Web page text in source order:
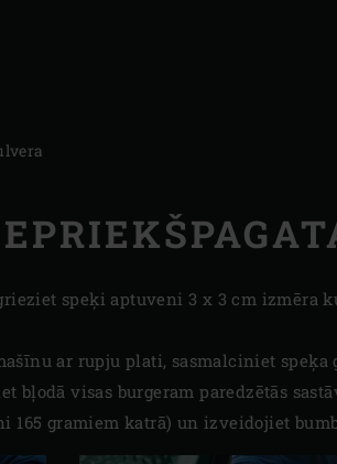
speķi aptuveni 3 x 3 cm
ar rupju plati, sasmalciniet
bļodā visas burgeram paredzētās
165 gramiem katrā) un izveidojiet